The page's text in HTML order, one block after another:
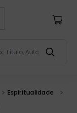
Espiritualidade